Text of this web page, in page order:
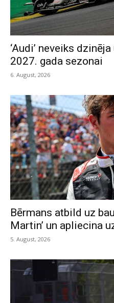
‘Audi’ neveiks
2027. gada sezonai
6. August, 2026
Bērmans atbild uz
Martin’ un apliecina
5. August, 2026